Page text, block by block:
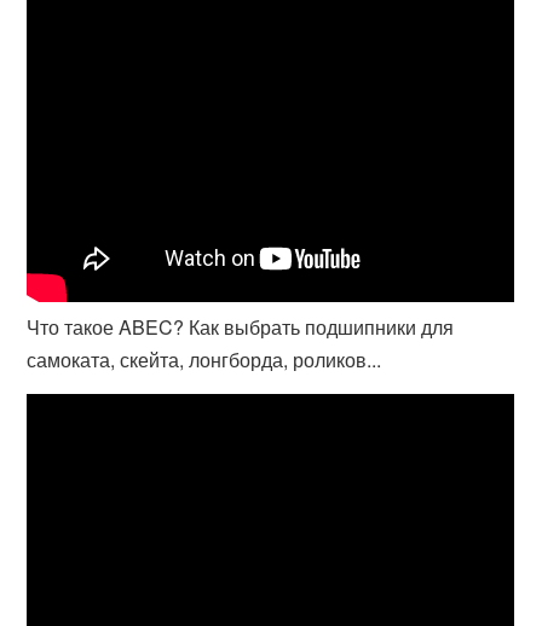
Что такое ABEC? Как выбрать подшипники для
самоката, скейта, лонгборда, роликов...